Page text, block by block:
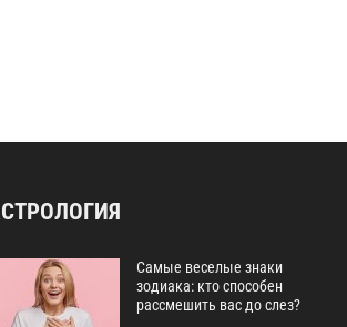
Самые веселые знаки
зодиака: кто способен
рассмешить вас до слез?